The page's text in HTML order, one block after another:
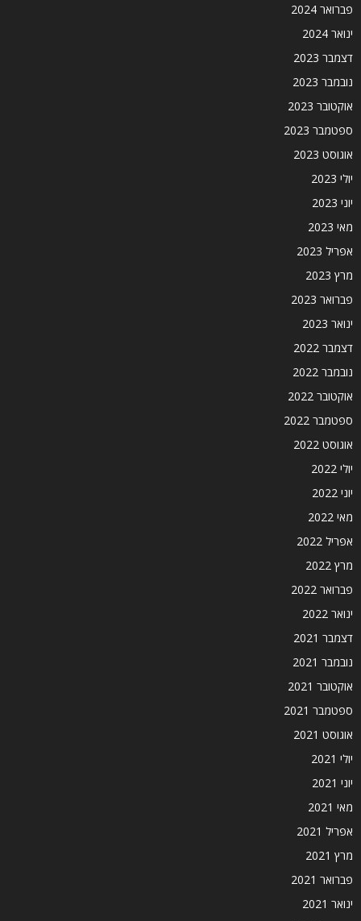
פברואר 2024
ינואר 2024
דצמבר 2023
נובמבר 2023
אוקטובר 2023
ספטמבר 2023
אוגוסט 2023
יולי 2023
יוני 2023
מאי 2023
אפריל 2023
מרץ 2023
פברואר 2023
ינואר 2023
דצמבר 2022
נובמבר 2022
אוקטובר 2022
ספטמבר 2022
אוגוסט 2022
יולי 2022
יוני 2022
מאי 2022
אפריל 2022
מרץ 2022
פברואר 2022
ינואר 2022
דצמבר 2021
נובמבר 2021
אוקטובר 2021
ספטמבר 2021
אוגוסט 2021
יולי 2021
יוני 2021
מאי 2021
אפריל 2021
מרץ 2021
פברואר 2021
ינואר 2021